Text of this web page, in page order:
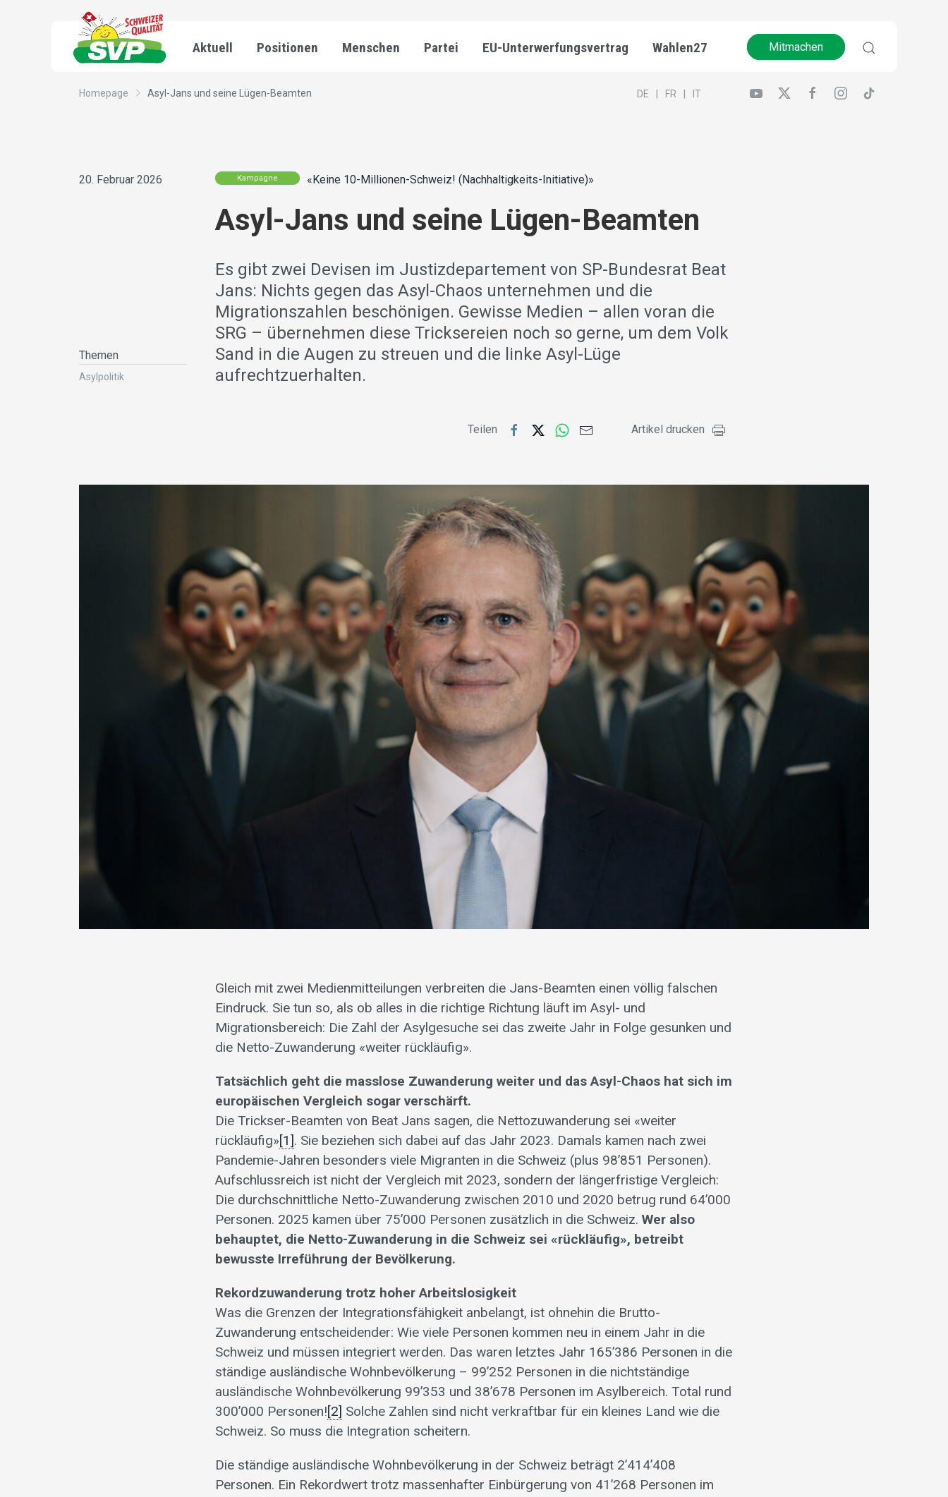
Aktuell Positionen Menschen Partei EU-Unterwerfungsvertrag Wahlen27 Mitmachen
Homepage Asyl-Jans und seine Lügen-Beamten DE FR IT
20. Februar 2026
Themen
Asylpolitik
Kampagne «Keine 10-Millionen-Schweiz! (Nachhaltigkeits-Initiative)»
Asyl-Jans und seine Lügen-Beamten
Es gibt zwei Devisen im Justizdepartement von SP-Bundesrat Beat
Jans: Nichts gegen das Asyl-Chaos unternehmen und die
Migrationszahlen beschönigen. Gewisse Medien – allen voran die
SRG – übernehmen diese Tricksereien noch so gerne, um dem Volk
Sand in die Augen zu streuen und die linke Asyl-Lüge
aufrechtzuerhalten.
Teilen Artikel drucken
Gleich mit zwei Medienmitteilungen verbreiten die Jans-Beamten einen völlig falschen
Eindruck. Sie tun so, als ob alles in die richtige Richtung läuft im Asyl- und
Migrationsbereich: Die Zahl der Asylgesuche sei das zweite Jahr in Folge gesunken und
die Netto-Zuwanderung «weiter rückläufig».
Tatsächlich geht die masslose Zuwanderung weiter und das Asyl-Chaos hat sich im
europäischen Vergleich sogar verschärft.
Die Trickser-Beamten von Beat Jans sagen, die Nettozuwanderung sei «weiter
rückläufig»[1]. Sie beziehen sich dabei auf das Jahr 2023. Damals kamen nach zwei
Pandemie-Jahren besonders viele Migranten in die Schweiz (plus 98’851 Personen).
Aufschlussreich ist nicht der Vergleich mit 2023, sondern der längerfristige Vergleich:
Die durchschnittliche Netto-Zuwanderung zwischen 2010 und 2020 betrug rund 64’000
Personen. 2025 kamen über 75’000 Personen zusätzlich in die Schweiz.Wer also
behauptet, die Netto-Zuwanderung in die Schweiz sei «rückläufig», betreibt
bewusste Irreführung der Bevölkerung.
Rekordzuwanderung trotz hoher Arbeitslosigkeit
Was die Grenzen der Integrationsfähigkeit anbelangt, ist ohnehin die Brutto-
Zuwanderung entscheidender: Wie viele Personen kommen neu in einem Jahr in die
Schweiz und müssen integriert werden. Das waren letztes Jahr 165’386 Personen in die
ständige ausländische Wohnbevölkerung – 99’252 Personen in die nichtständige
ausländische Wohnbevölkerung 99’353 und 38’678 Personen im Asylbereich. Total rund
300’000 Personen![2] Solche Zahlen sind nicht verkraftbar für ein kleines Land wie die
Schweiz. So muss die Integration scheitern.
Die ständige ausländische Wohnbevölkerung in der Schweiz beträgt 2’414’408
Personen. Ein Rekordwert trotz massenhafter Einbürgerung von 41’268 Personen im